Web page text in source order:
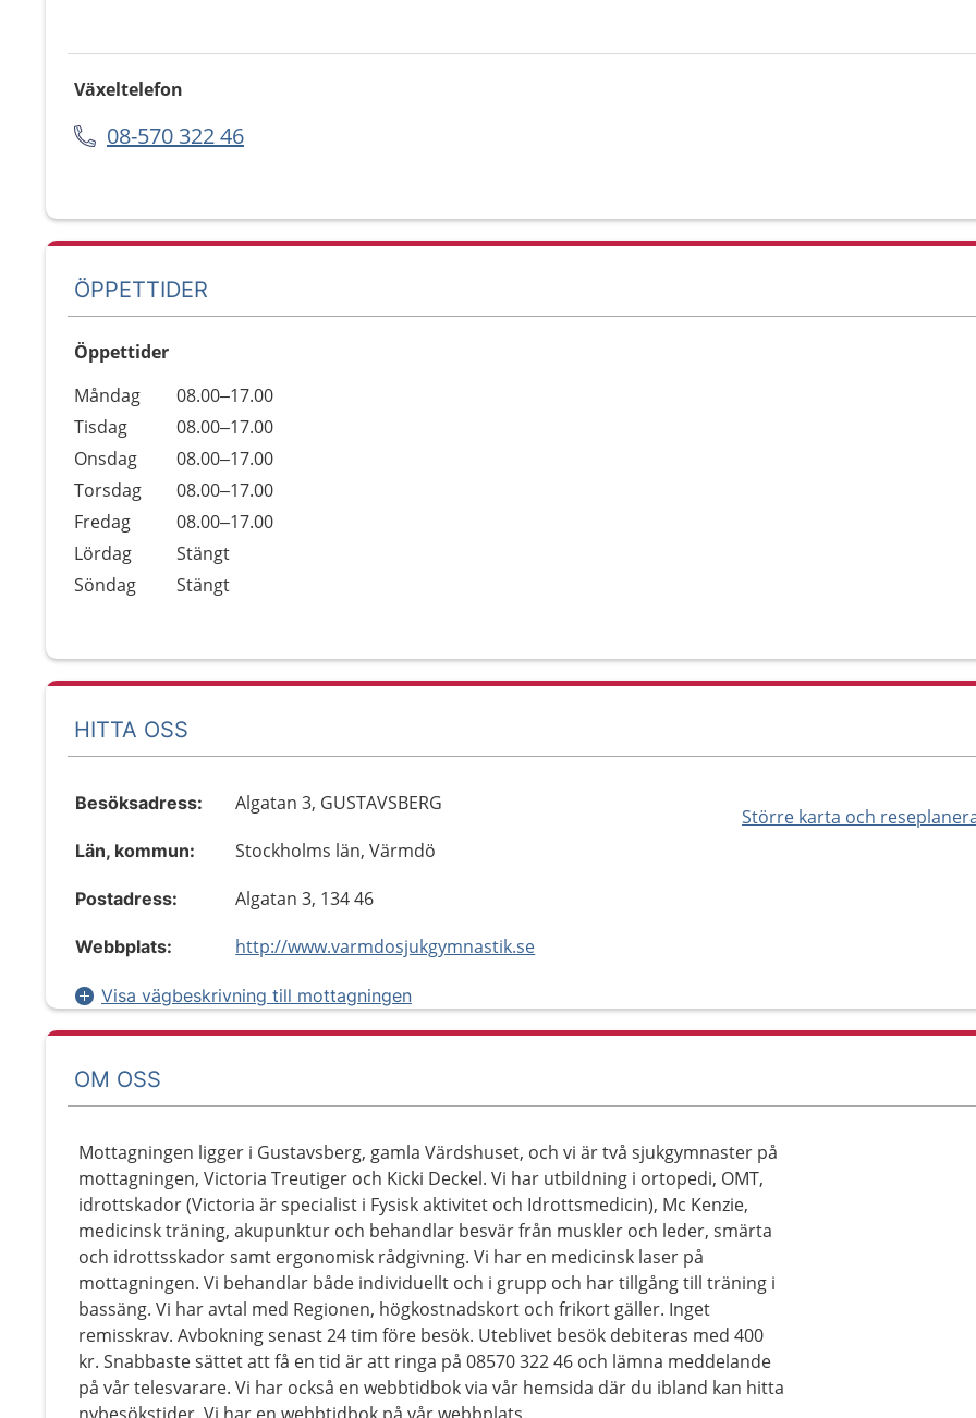
Växeltelefon
08-570 322 46
ÖPPETTIDER
Öppettider
Dag
Öppettider
Kommentarer
Måndag
08.00–17.00
Tisdag
08.00–17.00
Onsdag
08.00–17.00
Torsdag
08.00–17.00
Fredag
08.00–17.00
Lördag
Stängt
Söndag
Stängt
HITTA OSS
Större karta och
Besöksadress: Algatan 3, GUSTAVSBERG
Län, kommun: Stockholms län, Värmdö
Postadress: Algatan 3, 134 46
Webbplats: http://www.varmdosjukgymnastik.se
Visa vägbeskrivning till mottagningen
OM OSS
Mottagningen ligger i Gustavsberg, gamla Värdshuset, och vi är två sjukgymnaster på
mottagningen, Victoria Treutiger och Kicki Deckel. Vi har utbildning i ortopedi, OMT,
idrottskador (Victoria är specialist i Fysisk aktivitet och Idrottsmedicin), Mc Kenzie,
medicinsk träning, akupunktur och behandlar besvär från muskler och leder, smärta
och idrottsskador samt ergonomisk rådgivning. Vi har en medicinsk laser på
mottagningen. Vi behandlar både individuellt och i grupp och har tillgång till träning i
bassäng. Vi har avtal med Regionen, högkostnadskort och frikort gäller. Inget
remisskrav. Avbokning senast 24 tim före besök. Uteblivet besök debiteras med 400
kr. Snabbaste sättet att få en tid är att ringa på 08570 322 46 och lämna meddelande
på vår telesvarare. Vi har också en webbtidbok via vår hemsida där du ibland kan hitta